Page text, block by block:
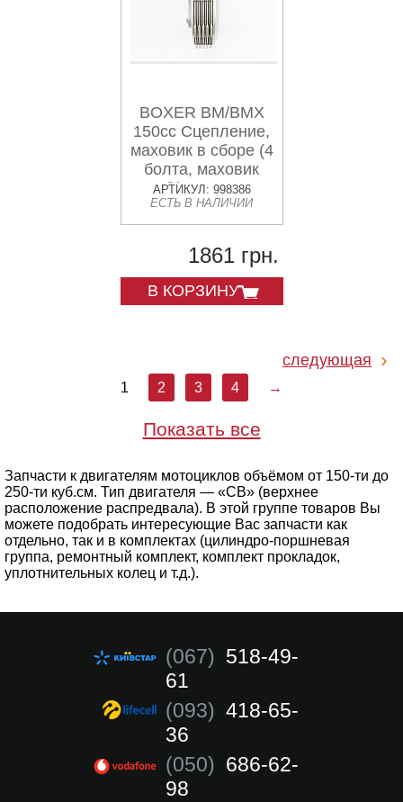
BOXER BM/BMX
150cc Сцепление,
маховик в сборе (4
болта, маховик
75зуб.) "PF551403"
АРТИКУЛ: 998386
ЕСТЬ В НАЛИЧИИ
1861 грн.
В КОРЗИНУ
следующая
1 2 3 4 →
Показать все
Запчасти к двигателям мотоциклов объёмом от 150-ти до
250-ти куб.см. Тип двигателя — «CB» (верхнее
расположение распредвала). В этой группе товаров Вы
можете подобрать интересующие Вас запчасти как
отдельно, так и в комплектах (цилиндро-поршневая
группа, ремонтный комплект, комплект прокладок,
уплотнительных колец и т.д.).
(067) 518-49-
61
(093) 418-65-
36
(050) 686-62-
98